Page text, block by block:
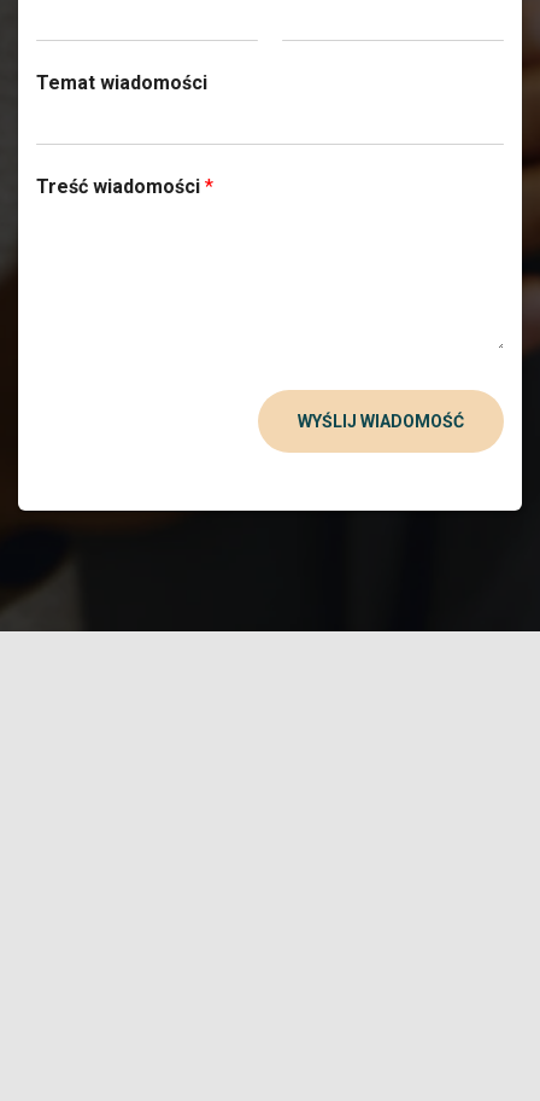
Temat wiadomości
Treść wiadomości *
WYŚLIJ WIADOMOŚĆ